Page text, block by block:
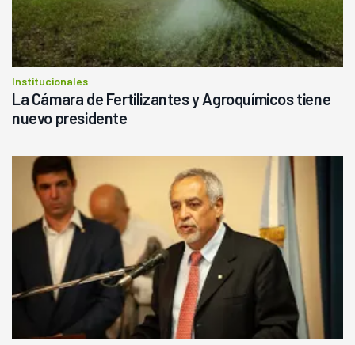
Institucionales
La Cámara de Fertilizantes y Agroquímicos tiene
nuevo presidente